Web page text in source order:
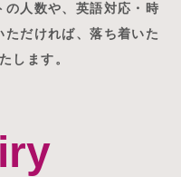
の人数や、英語対応・時
ただければ、落ち着いた
します。